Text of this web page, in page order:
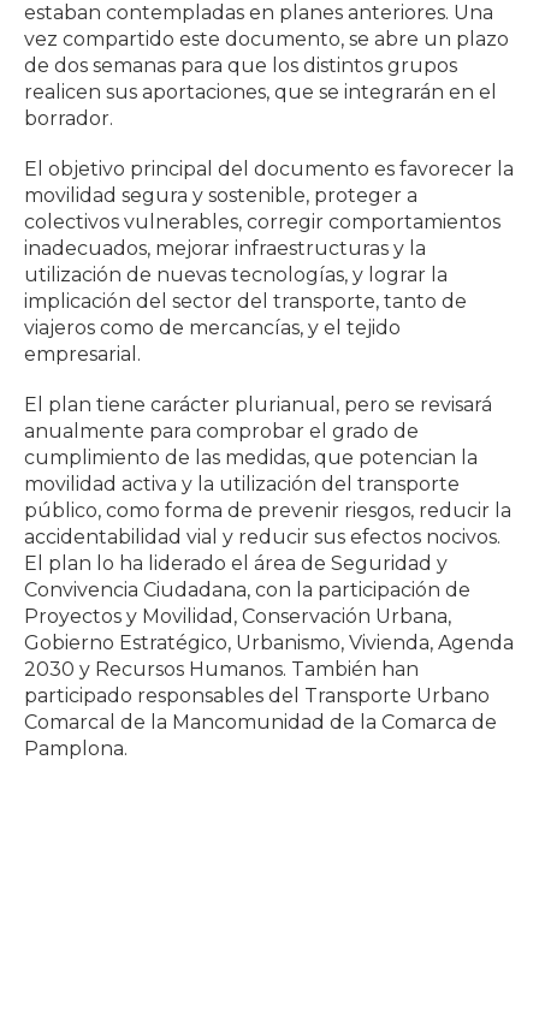
estaban contempladas en planes anteriores. Una
vez compartido este documento, se abre un plazo
de dos semanas para que los distintos grupos
realicen sus aportaciones, que se integrarán en el
borrador.
El objetivo principal del documento es favorecer la
movilidad segura y sostenible, proteger a
colectivos vulnerables, corregir comportamientos
inadecuados, mejorar infraestructuras y la
utilización de nuevas tecnologías, y lograr la
implicación del sector del transporte, tanto de
viajeros como de mercancías, y el tejido
empresarial.
El plan tiene carácter plurianual, pero se revisará
anualmente para comprobar el grado de
cumplimiento de las medidas, que potencian la
movilidad activa y la utilización del transporte
público, como forma de prevenir riesgos, reducir la
accidentabilidad vial y reducir sus efectos nocivos.
El plan lo ha liderado el área de Seguridad y
Convivencia Ciudadana, con la participación de
Proyectos y Movilidad, Conservación Urbana,
Gobierno Estratégico, Urbanismo, Vivienda, Agenda
2030 y Recursos Humanos. También han
participado responsables del Transporte Urbano
Comarcal de la Mancomunidad de la Comarca de
Pamplona.